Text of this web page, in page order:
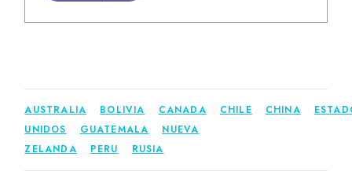
AUSTRALIA BOLIVIA CANADA CHILE CHINA
UNIDOS
GUATEMALA
NUEVA
ZELANDA
PERU RUSIA